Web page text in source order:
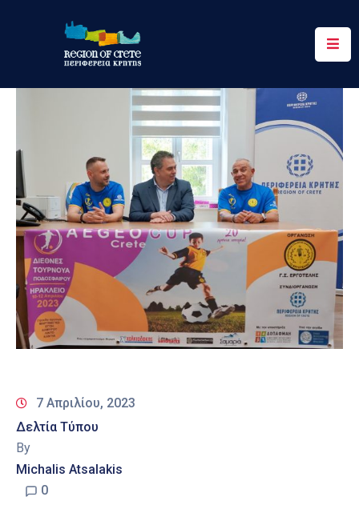
Περιφέρεια
Δράσεις
Ψηφιακές
Υπηρεσίες
Επικοινωνία
7 Απριλίου, 2023
Δελτία Τύπου
By
Michalis Atsalakis
0